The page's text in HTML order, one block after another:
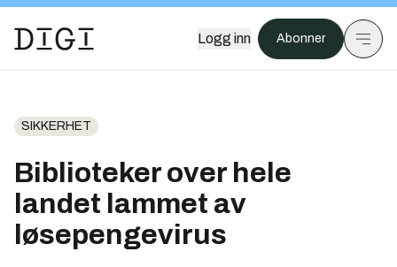
Logg inn Abonner
SIKKERHET
Biblioteker over hele
landet lammet av
løsepengevirus